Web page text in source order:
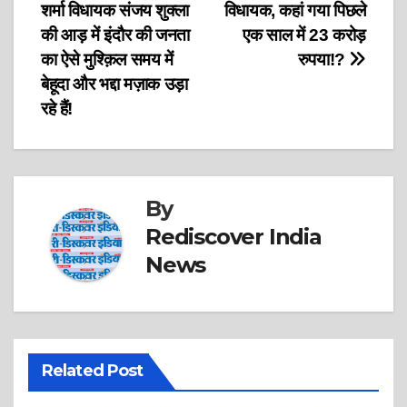
navigation
विधायक, कहां गया पिछले
एक साल में 23 करोड़
रुपया!?
शर्मा विधायक संजय शुक्ला
की आड़ में इंदौर की जनता
का ऐसे मुश्क़िल समय में
बेहूदा और भद्दा मज़ाक उड़ा
रहे हैं!
By
Rediscover India
News
Related Post